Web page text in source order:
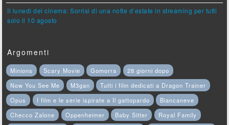
Il lunedì del cinema: Sorrisi di una notte d’estate in streaming per tutti
solo il 10 agosto
Argomenti
Minions Scary Movie Gomorra
28 giorni dopo
Now You See Me
M3gan
Tutti i film dedicati a Dragon Trainer
Opus
I film e le serie ispirate a Il gattopardo
Biancaneve
Checco Zalone
Oppenheimer Baby Sitter
Royal Family